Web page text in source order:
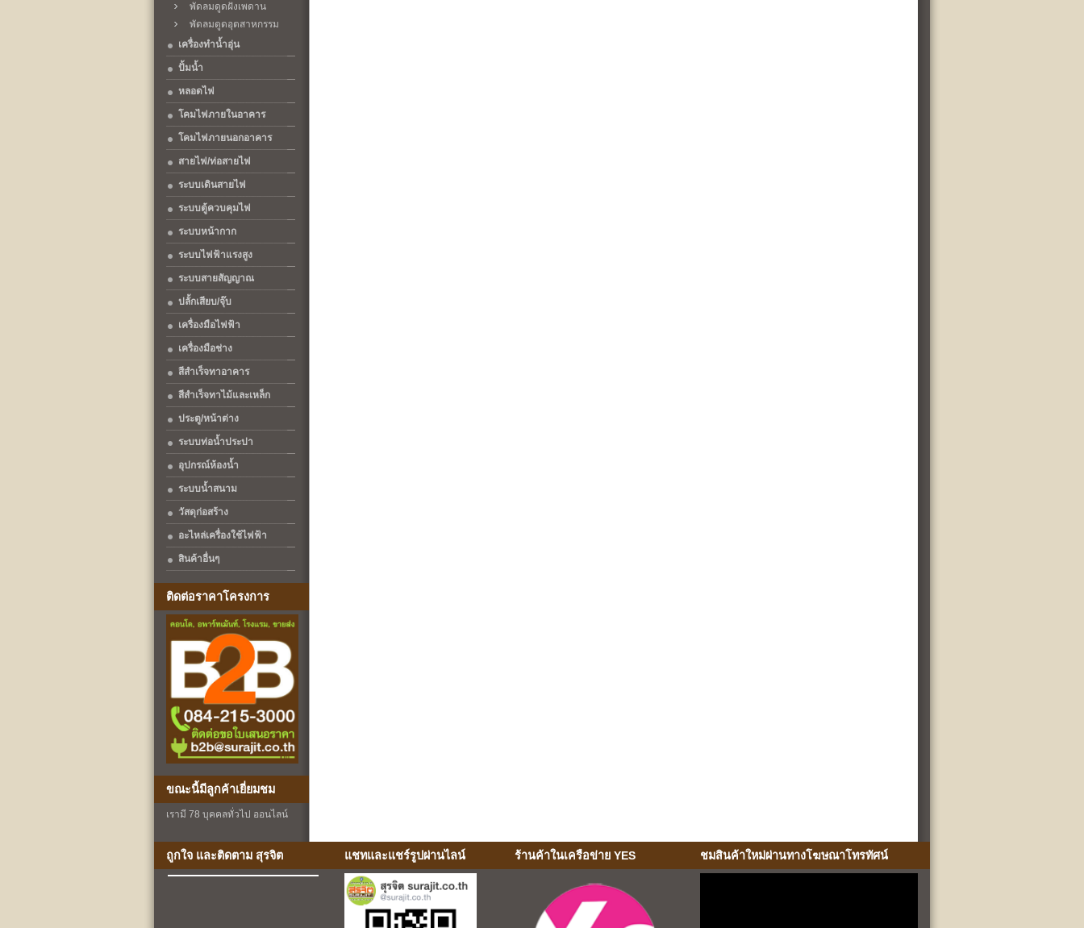
พัดลมดูดฝังเพดาน
พัดลมดูดอุตสาหกรรม
เครื่องทำน้ำอุ่น
ปั้มน้ำ
หลอดไฟ
โคมไฟภายในอาคาร
โคมไฟภายนอกอาคาร
สายไฟ/ท่อสายไฟ
ระบบเดินสายไฟ
ระบบตู้ควบคุมไฟ
ระบบหน้ากาก
ระบบไฟฟ้าแรงสูง
ระบบสายสัญญาณ
ปลั้กเสียบ/จุ๊บ
เครื่องมือไฟฟ้า
เครื่องมือช่าง
สีสำเร็จทาอาคาร
สีสำเร็จทาไม้และเหล็ก
ประตู/หน้าต่าง
ระบบท่อน้ำประปา
อุปกรณ์ห้องน้ำ
ระบบน้ำสนาม
วัสดุก่อสร้าง
อะไหล่เครื่องใช้ไฟฟ้า
สินค้าอื่นๆ
ติดต่อราคาโครงการ
ขณะนี้มีลูกค้าเยี่ยมชม
เรามี 78 บุคคลทั่วไป ออนไลน์
ถูกใจ และติดตาม สุรจิต แชทและแชร์รูปผ่านไลน์ ร้านค้าในเครือข่าย YES ชมสินค้าใหม่ผ่านทางโฆษณาโทรทัศน์